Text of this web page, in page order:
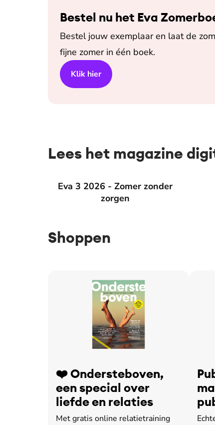
Bestel nu het Eva
Bestel jouw exemplaar en laat de
fijne zomer in één boek.
Klik hier
Lees het magazine
Eva 3 2026 - Zomer zonder
zorgen
Eva 3 2026 - Zomer zonder zorgen
Shoppen
❤️ Ondersteboven,
een special over
liefde en relaties
Met gratis online relatietraining